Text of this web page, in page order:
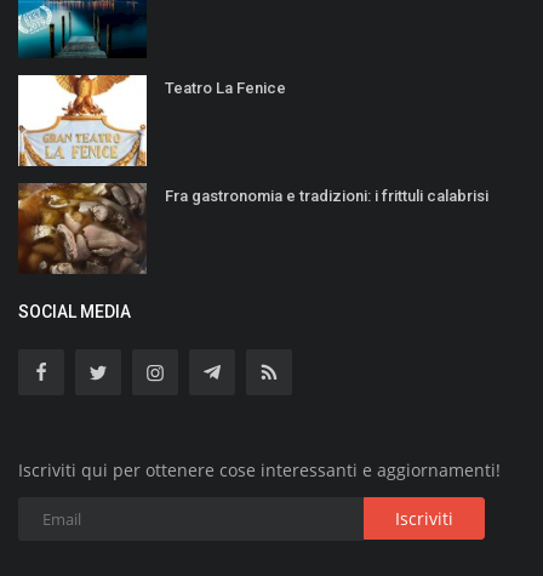
Teatro La Fenice
Fra gastronomia e tradizioni: i frittuli calabrisi
SOCIAL MEDIA
Iscriviti qui per ottenere cose interessanti e aggiornamenti!
Iscriviti